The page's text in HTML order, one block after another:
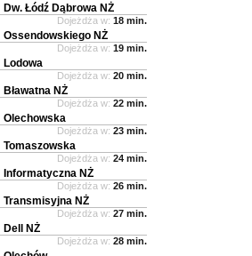
Dw. Łódź Dąbrowa NŻ
Dojeżdża w: 18 min.
Ossendowskiego NŻ
Dojeżdża w: 19 min.
Lodowa
Dojeżdża w: 20 min.
Bławatna NŻ
Dojeżdża w: 22 min.
Olechowska
Dojeżdża w: 23 min.
Tomaszowska
Dojeżdża w: 24 min.
Informatyczna NŻ
Dojeżdża w: 26 min.
Transmisyjna NŻ
Dojeżdża w: 27 min.
Dell NŻ
Dojeżdża w: 28 min.